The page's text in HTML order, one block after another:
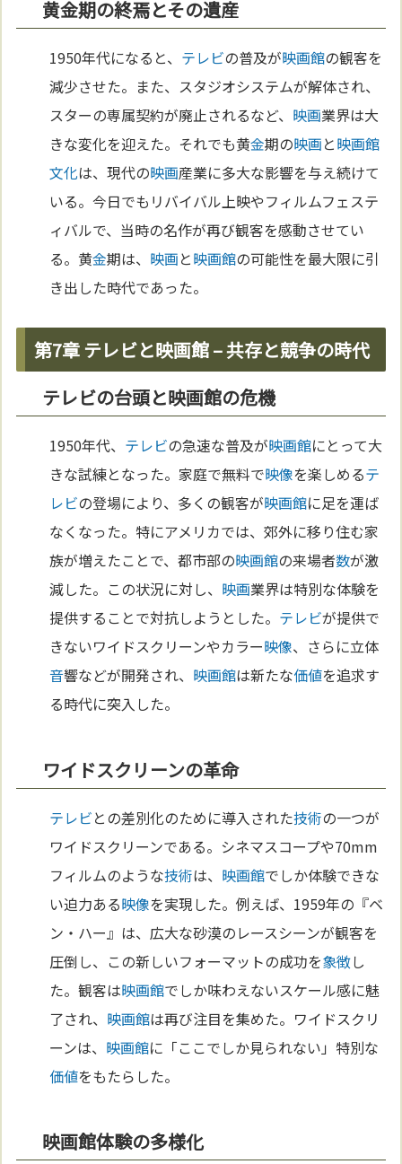
黄金期の終焉とその遺産
1950年代になると、 テレビの普及が映画館の観客を
減少させた。また、スタジオシステムが解体され、
スターの専属契約が廃止されるなど、 映画業界は大
きな変化を迎えた。それでも黄金期の映画と映画館
文化は、現代の映画産業に多大な影響を与え続けて
いる。今日でもリバイバル上映やフィルムフェステ
ィバルで、当時の名作が再び観客を感動させてい
る。黄金期は、 映画と映画館の可能性を最大限に引
き出した時代であった。
第7章 テレビと映画館 – 共存と競争の時代
テレビの台頭と映画館の危機
1950年代、 テレビの急速な普及が映画館にとって大
きな試練となった。家庭で無料で映像を楽しめるテ
レビの登場により、多くの観客が映画館に足を運ば
なくなった。特にアメリカでは、郊外に移り住む家
族が増えたことで、都市部の映画館の来場者数が激
減した。この状況に対し、 映画業界は特別な体験を
提供することで対抗しようとした。 テレビが提供で
きないワイドスクリーンやカラー映像、さらに立体
音響などが開発され、 映画館は新たな価値を追求す
る時代に突入した。
ワイドスクリーンの革命
テレビとの差別化のために導入された技術の一つが
ワイドスクリーンである。シネマスコープや70mm
フィルムのような技術は、 映画館でしか体験できな
い迫力ある映像を実現した。例えば、1959年の『ベ
ン・ハー』は、広大な砂漠のレースシーンが観客を
圧倒し、この新しいフォーマットの成功を象徴し
た。観客は映画館でしか味わえないスケール感に魅
了され、 映画館は再び注目を集めた。ワイドスクリ
ーンは、 映画館に「ここでしか見られない」特別な
価値をもたらした。
映画館体験の多様化